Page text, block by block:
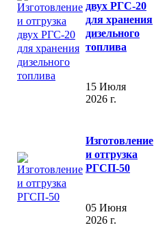
двух РГС-20
для хранения
дизельного
топлива
15 Июля
2026 г.
Изготовление
и отгрузка
РГСП-50
05 Июня
2026 г.